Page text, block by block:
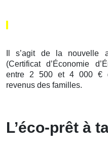
Il s’agit de la nouvelle
(Certificat d’Économie
entre 2 500 et 4 000 €
revenus des familles.
L’éco-prêt à